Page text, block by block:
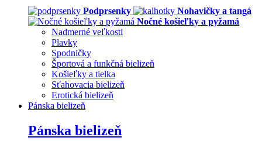
Podprsenky
Nohavičky a tangá
Nočné košieľky a pyžamá
Nadmerné veľkosti
Plavky
Spodničky
Športová a funkčná bielizeň
Košieľky a tielka
Sťahovacia bielizeň
Erotická bielizeň
Pánska bielizeň
Pánska bielizeň